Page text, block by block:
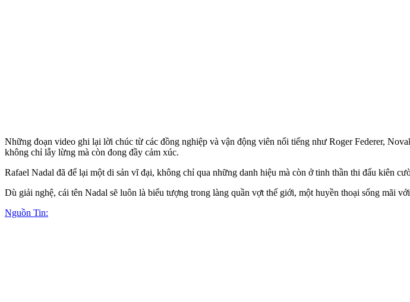
Những đoạn video ghi lại lời chúc từ các đồng nghiệp và vận động viên nổi tiếng như Roger Federer,
không chỉ lẫy lừng mà còn đong đầy cảm xúc.
Rafael Nadal đã để lại một di sản vĩ đại, không chỉ qua những danh hiệu mà còn ở tinh thần thi đấu kiên
Dù giải nghệ, cái tên Nadal sẽ luôn là biểu tượng trong làng quần vợt thế giới, một huyền thoại sống mãi
Nguồn Tin: